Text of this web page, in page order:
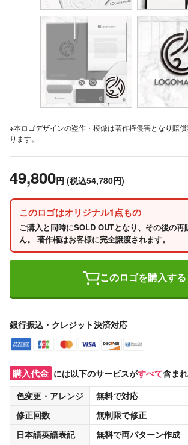
※本ロゴデザインの盗作・模倣は著作権侵害となり賠
ります。
49,800円 (税込54,780円)
このロゴはオリジナル1点もの
ご購入と同時にSOLD OUTとなり、その後の再
ん。 著作権はお客様に完全譲渡されます。
このロゴを購入する
銀行振込・クレジット決済対応
購入代金 には以下のサービスがすべて含ま
色変更・アレンジ
無料で対応
修正回数
無制限で修正
日本語英語表記
無料で両パターン作成